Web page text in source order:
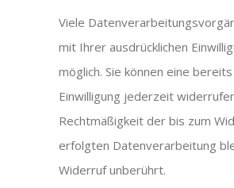
Viele
mit Ihrer ausdrücklichen
möglich. Sie können eine
Einwilligung jederzeit
Rechtmäßigkeit der bis zum
erfolgten Datenverarbeitung
Widerruf unberührt.